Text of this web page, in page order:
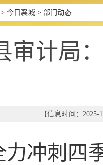
公开
> 今日襄城 > 部门动态
审计局
【信息时间：
力冲刺四